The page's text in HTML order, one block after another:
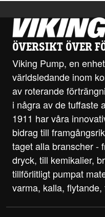
ÖVERSIKT ÖVER
Viking Pump, en
världsledande inom
av roterande
i några av de tuffaste
1911 har våra
bidrag till
taget alla branscher -
dryck, till kemikalier,
tillförlitligt pumpat
varma, kalla, flytande,